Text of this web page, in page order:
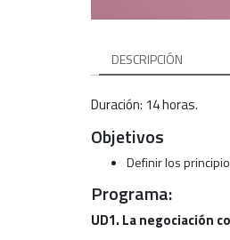
DESCRIPCIÓN
Duración: 14 horas.
Objetivos
Definir los
Programa:
UD1. La negociación